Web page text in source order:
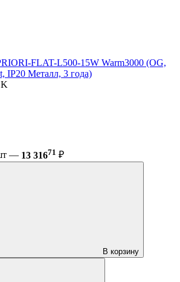
FLAT-L500-15W Warm3000 (OG,
IP20 Металл, 3 года)
— 13 31671 ₽
В корзину